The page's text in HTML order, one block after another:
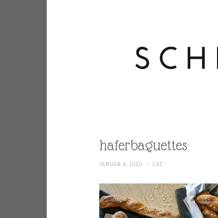
haferbaguettes
JANUAR 4, 2020 ~ CAT